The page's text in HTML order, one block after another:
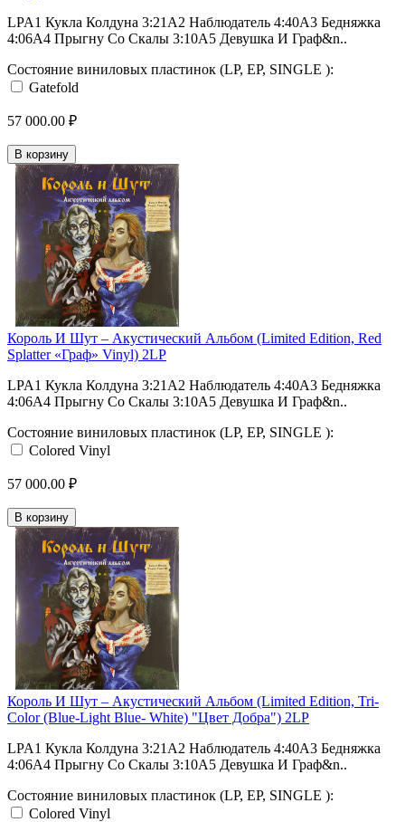
LPA1 Кукла Колдуна 3:21A2 Наблюдатель 4:40A3 Бедняжка
4:06A4 Прыгну Со Скалы 3:10A5 Девушка И Граф&n..
Состояние виниловых пластинок (LP, EP, SINGLE ):
Gatefold
57 000.00 ₽
В корзину
Король И Шут ‎– Акустический Альбом (Limited Edition, Red
Splatter «Граф» Vinyl) 2LP
LPA1 Кукла Колдуна 3:21A2 Наблюдатель 4:40A3 Бедняжка
4:06A4 Прыгну Со Скалы 3:10A5 Девушка И Граф&n..
Состояние виниловых пластинок (LP, EP, SINGLE ):
Colored Vinyl
57 000.00 ₽
В корзину
Король И Шут ‎– Акустический Альбом (Limited Edition, Tri-
Color (Blue-Light Blue- White) "Цвет Добра") 2LP
LPA1 Кукла Колдуна 3:21A2 Наблюдатель 4:40A3 Бедняжка
4:06A4 Прыгну Со Скалы 3:10A5 Девушка И Граф&n..
Состояние виниловых пластинок (LP, EP, SINGLE ):
Colored Vinyl